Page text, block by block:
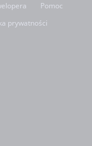
Pomoc
prywatności